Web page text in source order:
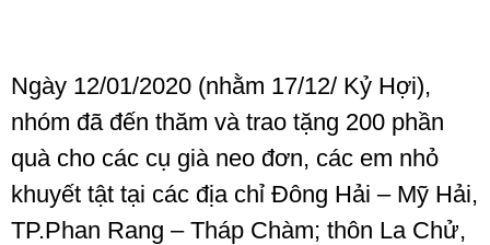
Ngày 12/01/2020 (nhằm 17/12/ Kỷ Hợi),
nhóm đã đến thăm và trao tặng 200 phần
quà cho các cụ già neo đơn, các em nhỏ
khuyết tật tại các địa chỉ Đông Hải – Mỹ Hải,
TP.Phan Rang – Tháp Chàm; thôn La Chử,